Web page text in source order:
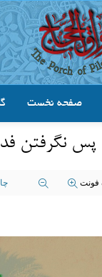
صفحه نخست
پس نگرفتن
فونت